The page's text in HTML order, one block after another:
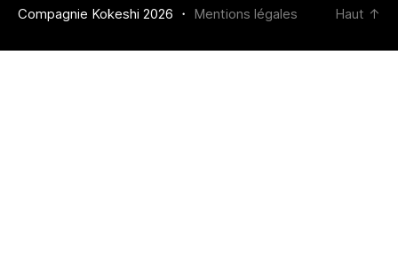
Compagnie Kokeshi 2026 ・ Mentions légales Haut ↑